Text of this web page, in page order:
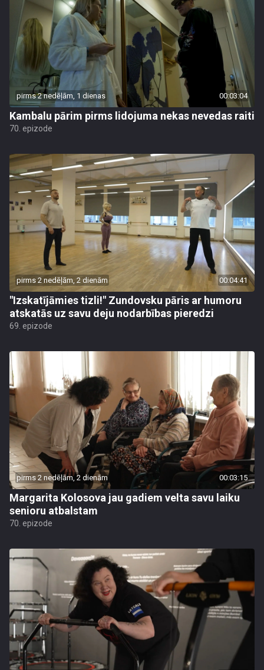
pirms 2 nedēļām, 1 dienas 00:03:04
Kambalu pārim pirms lidojuma nekas nevedas raiti
70. epizode
pirms 2 nedēļām, 2 dienām 00:04:41
"Izskatījāmies tizli!" Zundovsku pāris ar humoru
atskatās uz savu deju nodarbības pieredzi
69. epizode
pirms 2 nedēļām, 2 dienām 00:03:15
Margarita Kolosova jau gadiem velta savu laiku
senioru atbalstam
70. epizode